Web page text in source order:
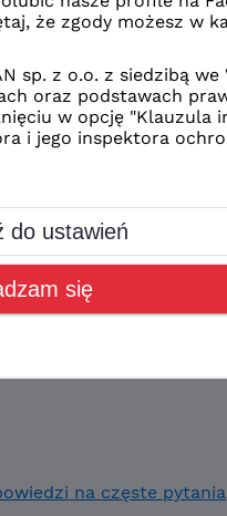
na częste pytania